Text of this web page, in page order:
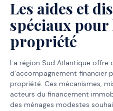
Les aides et
spéciaux pour
propriété
La région Sud Atlantique offre
d’accompagnement financier
propriété. Ces mécanismes,
acteurs du financement
des ménages modestes